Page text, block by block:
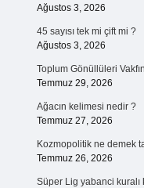
Ağustos 3, 2026
45 sayısı tek mi çift mi ?
Ağustos 3, 2026
Toplum Gönüllüleri
Temmuz 29, 2026
Ağacın kelimesi nedir ?
Temmuz 27, 2026
Kozmopolitik ne demek
Temmuz 26, 2026
Süper Lig yabanci kuralı